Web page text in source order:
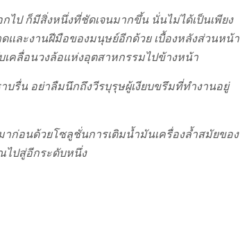
ไป ก็มีสิ่งหนึ่งที่ชัดเจนมากขึ้น นั่นไม่ได้เป็นเพียง
และงานฝีมือของมนุษย์อีกด้วย เบื้องหลังส่วนหน้า
คลื่อนวงล้อแห่งอุตสาหกรรมไปข้างหน้า
รื่น อย่าลืมนึกถึงวีรบุรุษผู้เงียบขรึมที่ทำงานอยู่
ก่อนด้วยโซลูชั่นการเติมน้ำมันเครื่องล้ำสมัยของ
ไปสู่อีกระดับหนึ่ง